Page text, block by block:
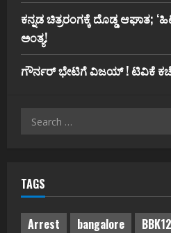
ಕನ್ನಡ ಚಿತ್ರರಂಗಕ್ಕೆ ದೊಡ್ಡ ಆಘಾತ;
ಅಂತ್ಯ!
ಗೌರ್ನರ್‌ ಭೇಟಿಗೆ ವಿಜಯ್‌ ! ಟಿವಿಕೆ
Search
TAGS
Arrest bangalore BBK12